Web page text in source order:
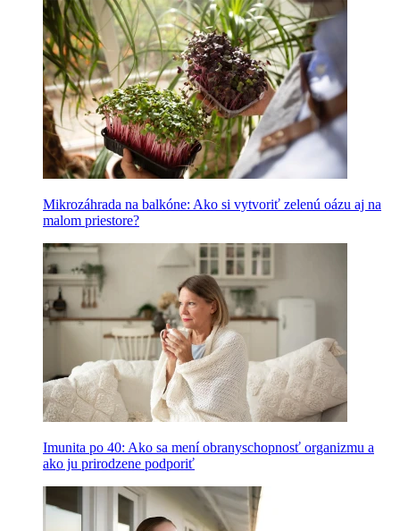
Mikrozáhrada na balkóne: Ako si vytvoriť zelenú oázu aj na
malom priestore?
Imunita po 40: Ako sa mení obranyschopnosť organizmu a
ako ju prirodzene podporiť